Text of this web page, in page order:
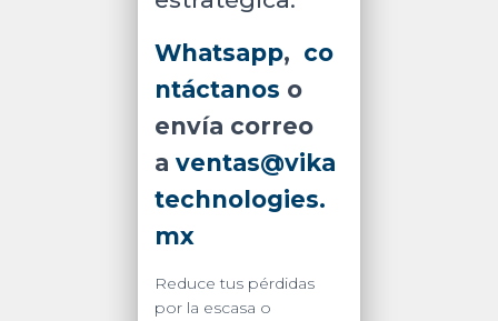
Whatsapp, co
ntáctanos o
envía correo
a ventas@vika
technologies.
mx
Reduce tus pérdidas
por la escasa o